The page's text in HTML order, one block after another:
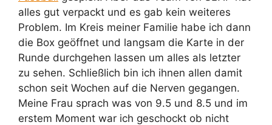
alles gut verpackt und es gab kein weiteres
Problem. Im Kreis meiner Familie habe ich dann
die Box geöffnet und langsam die Karte in der
Runde durchgehen lassen um alles als letzter
zu sehen. Schließlich bin ich ihnen allen damit
schon seit Wochen auf die Nerven gegangen.
Meine Frau sprach was von 9.5 und 8.5 und im
erstem Moment war ich geschockt ob nicht